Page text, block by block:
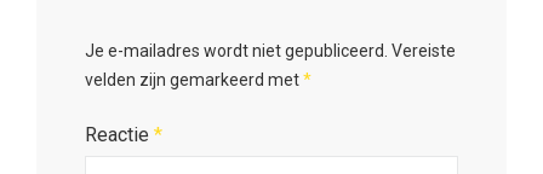
Je e-mailadres wordt niet gepubliceerd. Vereiste
velden zijn gemarkeerd met*
Reactie *